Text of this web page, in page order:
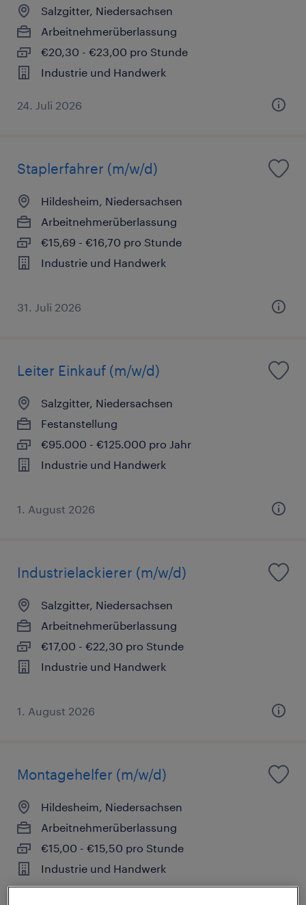
Salzgitter, Niedersachsen
Arbeitnehmerüberlassung
€20,30 - €23,00 pro Stunde
Industrie und Handwerk
24. Juli 2026
Staplerfahrer (m/w/d)
Hildesheim, Niedersachsen
Arbeitnehmerüberlassung
€15,69 - €16,70 pro Stunde
Industrie und Handwerk
31. Juli 2026
Leiter Einkauf (m/w/d)
Salzgitter, Niedersachsen
Festanstellung
€95.000 - €125.000 pro Jahr
Industrie und Handwerk
1. August 2026
Industrielackierer (m/w/d)
Salzgitter, Niedersachsen
Arbeitnehmerüberlassung
€17,00 - €22,30 pro Stunde
Industrie und Handwerk
1. August 2026
Montagehelfer (m/w/d)
Hildesheim, Niedersachsen
Arbeitnehmerüberlassung
€15,00 - €15,50 pro Stunde
Industrie und Handwerk